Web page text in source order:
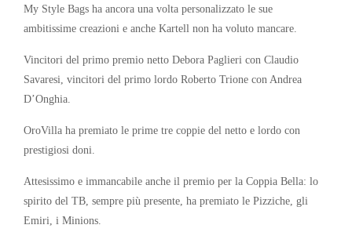
My Style Bags ha ancora una volta personalizzato le sue
ambitissime creazioni e anche Kartell non ha voluto mancare.
Vincitori del primo premio netto Debora Paglieri con Claudio
Savaresi, vincitori del primo lordo Roberto Trione con Andrea
D’Onghia.
OroVilla ha premiato le prime tre coppie del netto e lordo con
prestigiosi doni.
Attesissimo e immancabile anche il premio per la Coppia Bella: lo
spirito del TB, sempre più presente, ha premiato le Pizziche, gli
Emiri, i Minions.